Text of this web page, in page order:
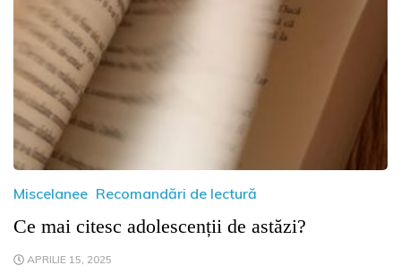
Miscelanee Recomandări de lectură
Ce mai citesc adolescenții de astăzi?
APRILIE 15, 2025